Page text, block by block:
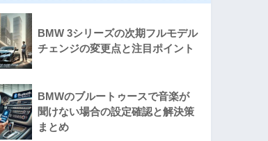
BMW 3シリーズの次期フルモデル
チェンジの変更点と注目ポイント
BMWのブルートゥースで音楽が
聞けない場合の設定確認と解決策
まとめ